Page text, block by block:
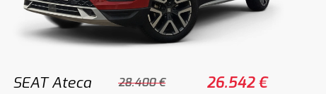
SEAT Ateca 28.400 € 26.542 €